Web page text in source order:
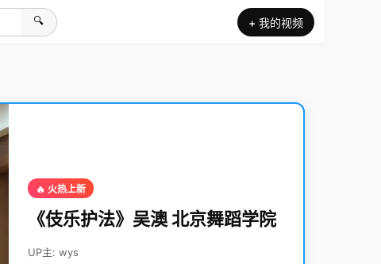
🔍 + 我的视频
🔥 火热上新
《伎乐护法》吴澳 北京舞蹈学院
UP主: wys